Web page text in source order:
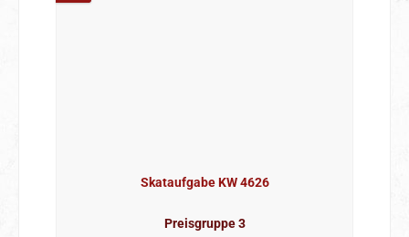
Skataufgabe KW 4626
Preisgruppe 3